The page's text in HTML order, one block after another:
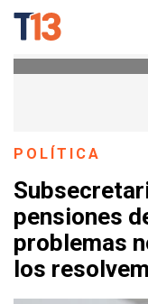
POLÍTICA
pensiones
problemas
los